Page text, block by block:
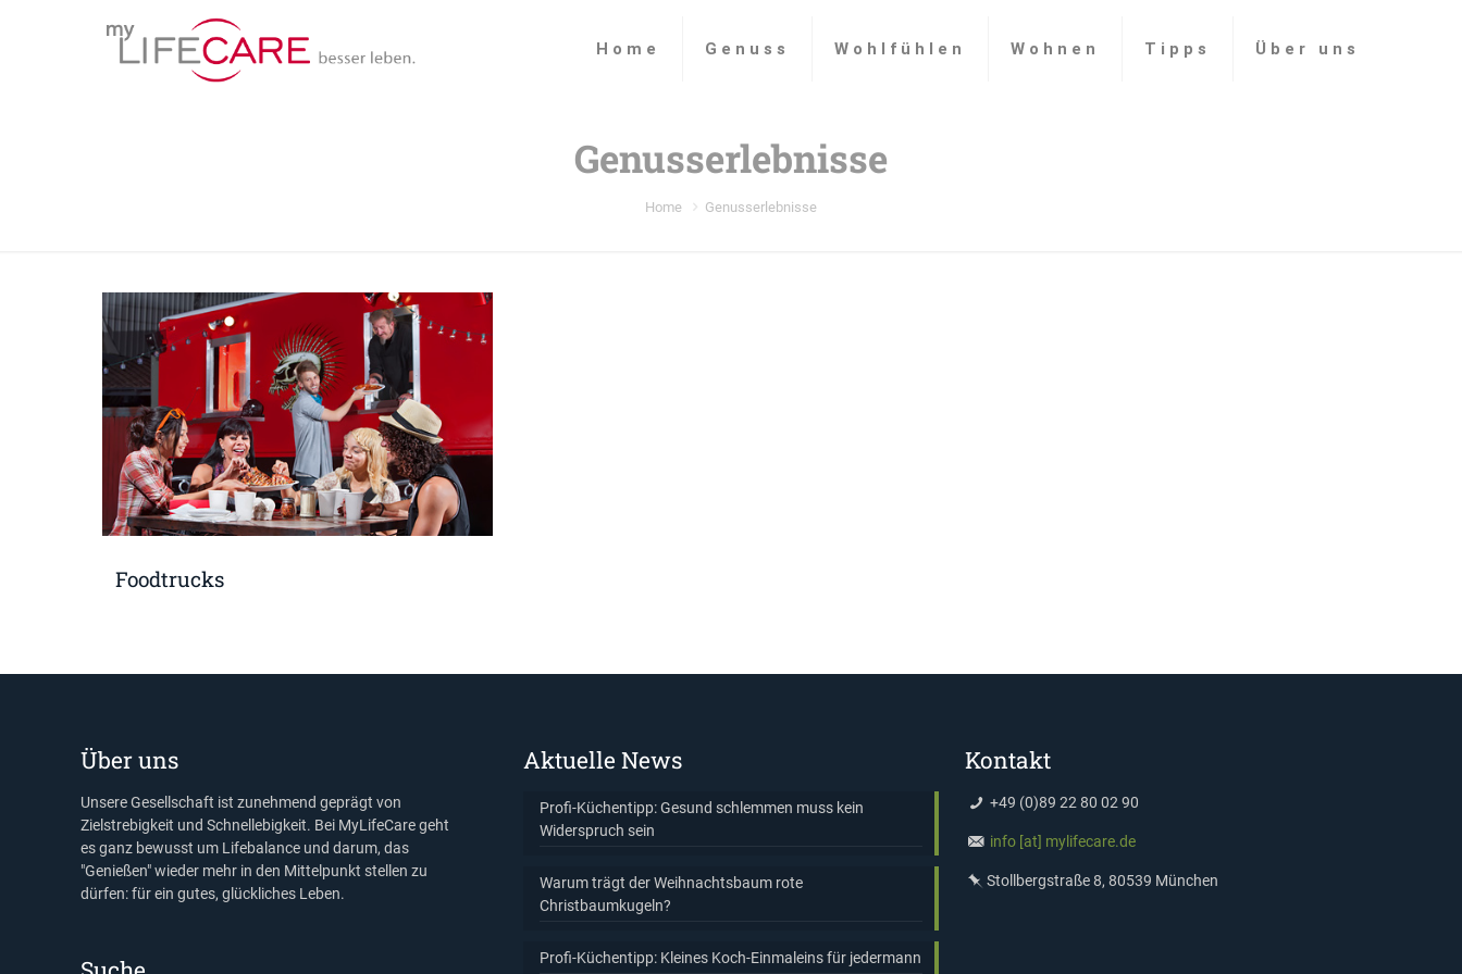
Home Genuss Wohlfühlen Wohnen Tipps Über uns
Genusserlebnisse
Home Genusserlebnisse
Foodtrucks
Über uns
Unsere Gesellschaft ist zunehmend geprägt von
Zielstrebigkeit und Schnellebigkeit. Bei MyLifeCare geht
es ganz bewusst um Lifebalance und darum, das
"Genießen" wieder mehr in den Mittelpunkt stellen zu
dürfen: für ein gutes, glückliches Leben.
Aktuelle News
Profi-Küchentipp: Gesund schlemmen muss kein
Widerspruch sein
Warum trägt der Weihnachtsbaum rote
Christbaumkugeln?
Profi-Küchentipp: Kleines Koch-Einmaleins für jedermann
Kontakt
+49 (0)89 22 80 02 90
info [at] mylifecare.de
Stollbergstraße 8, 80539 München